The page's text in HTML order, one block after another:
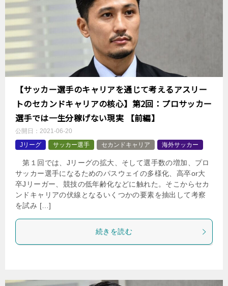
【サッカー選手のキャリアを通じて考えるアスリー
トのセカンドキャリアの核心】第2回：プロサッカー
選手では一生分稼げない現実 【前編】
公開日： 2021-06-20
Jリーグ
サッカー選手 セカンドキャリア 海外サッカー
第１回では、Jリーグの拡大、そして選手数の増加、プロ
サッカー選手になるためのパスウェイの多様化、高卒or大
卒Jリーガー、競技の低年齢化などに触れた。そこからセカ
ンドキャリアの伏線となるいくつかの要素を抽出して考察
を試み […]
続きを読む